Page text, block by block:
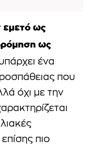
εμετό ως
ως
ένα
που
όχι με την
πιο